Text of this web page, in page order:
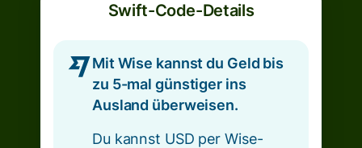
Swift-Code-Details
Mit Wise kannst du Geld bis
zu 5-mal günstiger ins
Ausland überweisen.
Du kannst USD per Wise-